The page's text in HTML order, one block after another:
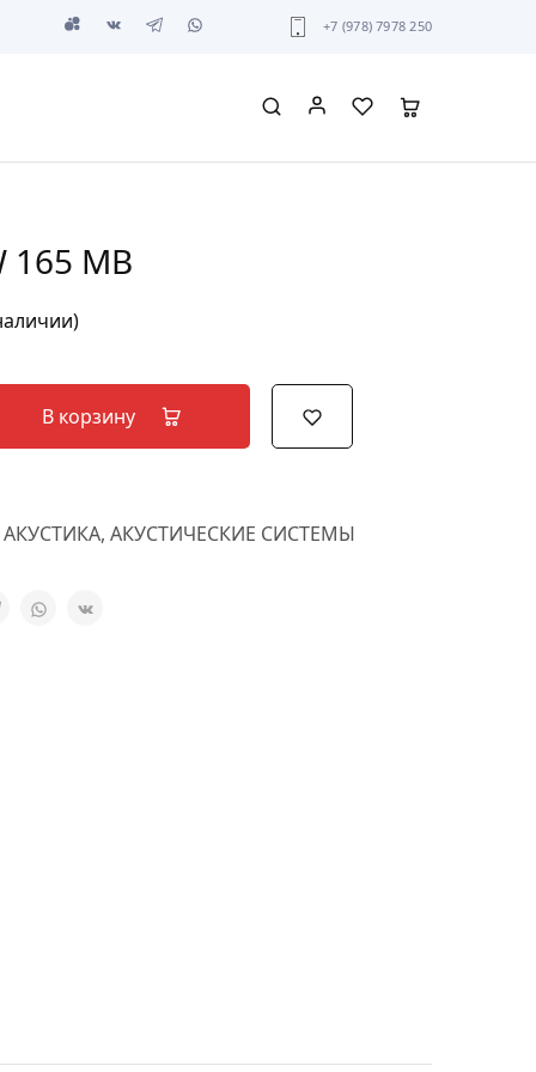
+7 (978) 7978 250
165 MB
В корзину
АКУСТИКА, АКУСТИЧЕСКИЕ СИСТЕМЫ